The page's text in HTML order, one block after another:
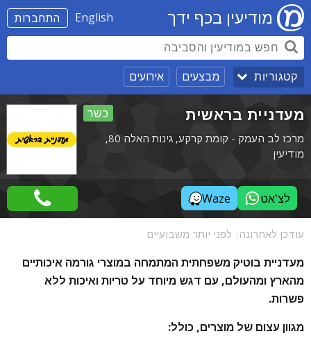
התחברות English מודיעין בכף ידך
קטגוריות מבצעים אירועים
כשר מעדניית בראשית
מרכז לב העמק - קומת קרקע, גינות האלה 80,
מודיעין
לצ'אט Waze
עודכן לאחרונה: לפני יותר משבועיים
מעדניית בוטיק משפחתית המתמחה במוצרי גורמה איכותיים
מהארץ ומהעולם, עם דגש מיוחד על טריות ואיכות ללא
פשרות.
מגוון עצום של מוצרים, כולל: